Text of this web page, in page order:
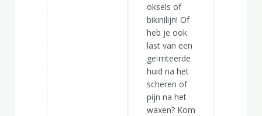
oksels of
bikinilijn! Of
heb je ook
last van een
geïrriteerde
huid na het
scheren of
pijn na het
waxen? Kom